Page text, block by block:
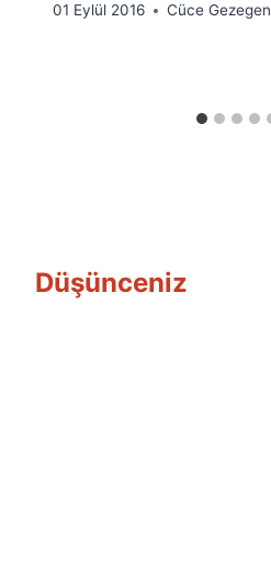
By
01 Eylül 2016 Cüce Gezegen
Düşünceniz